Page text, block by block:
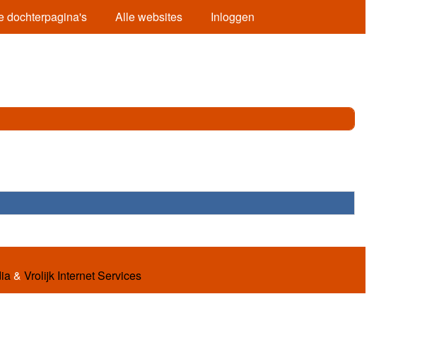
dochterpagina's Alle websites Inloggen
& Vrolijk Internet Services